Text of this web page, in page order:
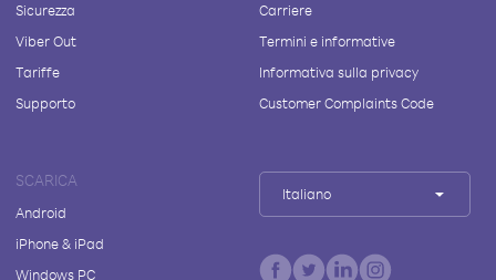
Sicurezza
Viber Out
Tariffe
Supporto
Carriere
Termini e informative
Informativa sulla privacy
Customer Complaints Code
SCARICA
Android
iPhone & iPad
Windows PC
Italiano